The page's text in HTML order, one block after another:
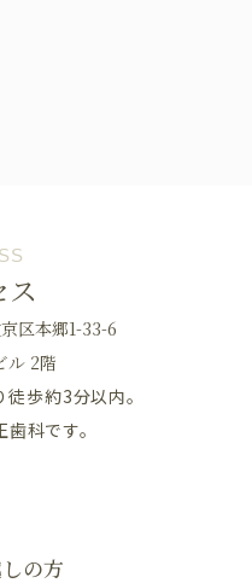
ス
区本郷1-33-6
ル 2階
歩約3分以内。
科です。
の方